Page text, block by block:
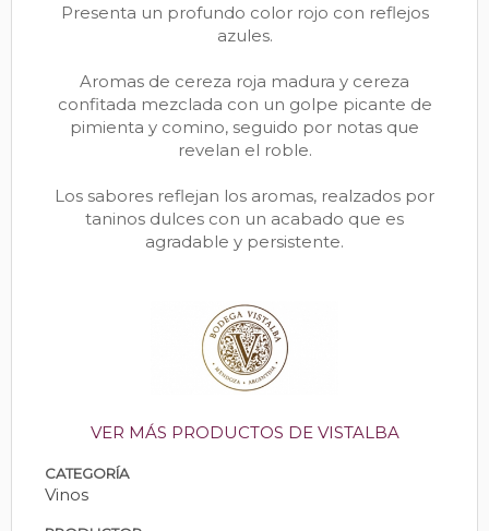
Presenta un profundo color rojo con reflejos
azules.
Aromas de cereza roja madura y cereza
confitada mezclada con un golpe picante de
pimienta y comino, seguido por notas que
revelan el roble.
Los sabores reflejan los aromas, realzados por
taninos dulces con un acabado que es
agradable y persistente.
VER MÁS PRODUCTOS DE VISTALBA
CATEGORÍA
Vinos